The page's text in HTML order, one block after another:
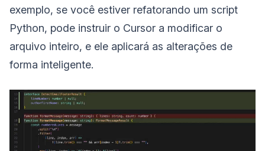
exemplo, se você estiver refatorando um script
Python, pode instruir o Cursor a modificar o
arquivo inteiro, e ele aplicará as alterações de
forma inteligente.